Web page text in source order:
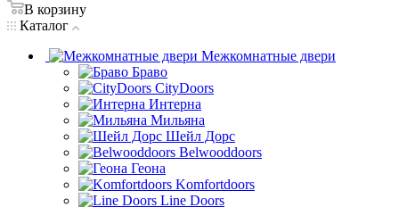
В корзину
Каталог
Межкомнатные двери
Браво
CityDoors
Интерна
Мильяна
Шейл Дорс
Belwooddoors
Геона
Komfortdoors
Line Doors